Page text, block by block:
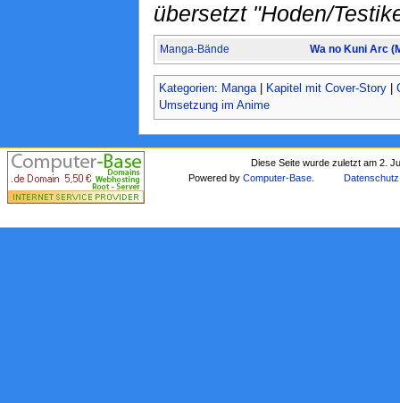
übersetzt "Hoden/
Manga-Bände Wa no Kuni Arc
Kategorien: Manga| Kapitel mit Cover-Story|
Umsetzung im Anime
Diese Seite wurde zuletzt am 2.
Powered byComputer-Base Datenschutz